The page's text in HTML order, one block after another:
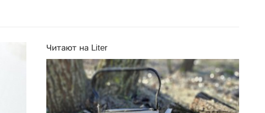
Читают на Liter